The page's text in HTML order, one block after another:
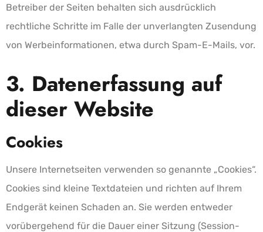
Betreiber der Seiten behalten sich ausdrücklich
rechtliche Schritte im Falle der unverlangten Zusendung
von Werbeinformationen, etwa durch Spam-E-Mails, vor.
3. Datenerfassung auf
dieser Website
Cookies
Unsere Internetseiten verwenden so genannte „Cookies“.
Cookies sind kleine Textdateien und richten auf Ihrem
Endgerät keinen Schaden an. Sie werden entweder
vorübergehend für die Dauer einer Sitzung (Session-